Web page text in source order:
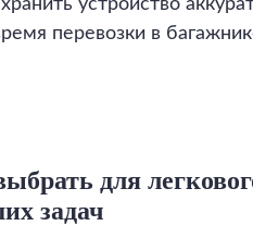
устройство
перевозки в
для
задач